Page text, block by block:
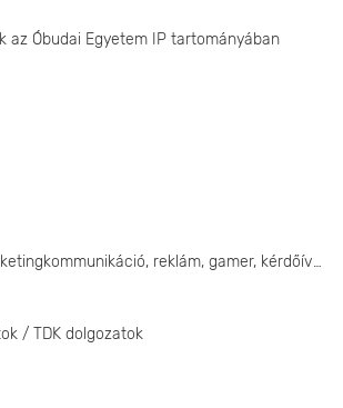
az Óbudai Egyetem IP tartományában
reklám, gamer, kérdőíves
/ TDK dolgozatok